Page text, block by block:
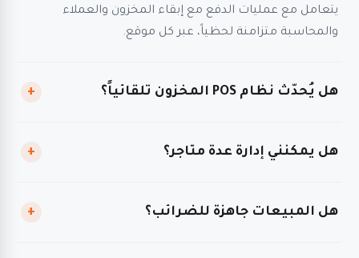
يتعامل مع عمليات الدفع مع إبقاء المخزون والعملاء
والمحاسبة متزامنة لحظياً، عبر كل موقع.
هل يُحدّث نظام POS المخزون تلقائياً؟ +
هل يمكنني إدارة عدة متاجر؟ +
هل المبيعات جاهزة للضرائب؟ +